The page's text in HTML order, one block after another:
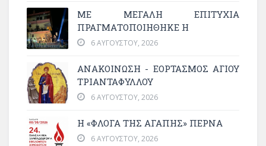
ΜΕ ΜΕΓΆΛΗ ΕΠΙΤΥΧΊΑ
ΠΡΑΓΜΑΤΟΠΟΙΉΘΗΚΕ Η
6 ΑΥΓΟΎΣΤΟΥ, 2026
ΑΝΑΚΟΙΝΩΣΗ - ΕΟΡΤΑΣΜΟΣ ΑΓΙΟΥ
ΤΡΙΑΝΤΑΦΥΛΛΟΥ
6 ΑΥΓΟΎΣΤΟΥ, 2026
Η «ΦΛΌΓΑ ΤΗΣ ΑΓΆΠΗΣ» ΠΕΡΝΆ
6 ΑΥΓΟΎΣΤΟΥ, 2026